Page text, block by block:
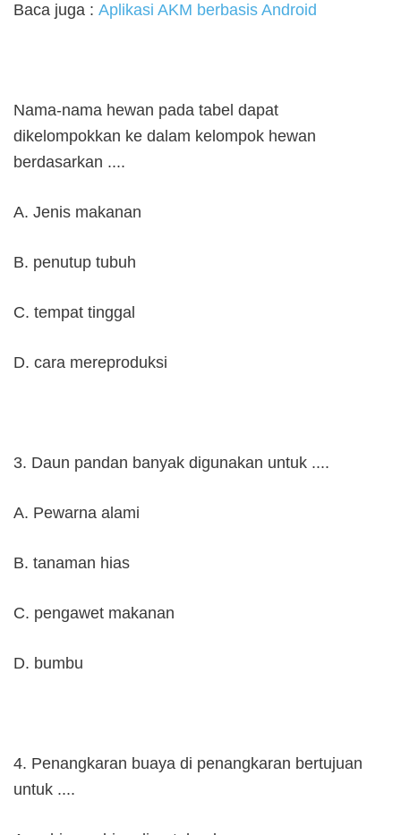
Baca juga : Aplikasi AKM berbasis Android
Nama-nama hewan pada tabel dapat
dikelompokkan ke dalam kelompok hewan
berdasarkan ....
A. Jenis makanan
B. penutup tubuh
C. tempat tinggal
D. cara mereproduksi
3. Daun pandan banyak digunakan untuk ....
A. Pewarna alami
B. tanaman hias
C. pengawet makanan
D. bumbu
4. Penangkaran buaya di penangkaran bertujuan
untuk ....